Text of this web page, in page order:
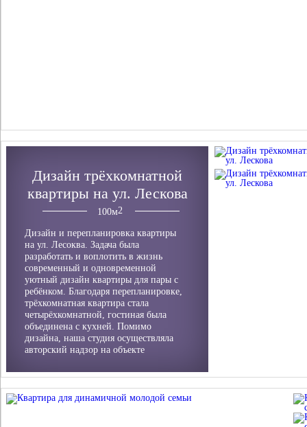
Дизайн трёхкомнатной
квартиры на ул. Лескова
100м
Дизайн и перепланировка квартиры
на ул. Лесоква. Задача была
разработать и воплотить в жизнь
современный и одновременной
уютный дизайн квартиры для пары с
ребёнком. Благодаря перепланировке,
трёхкомнатная квартира стала
четырёхкомнатной, гостиная была
объединена с кухней. Помимо
дизайна, наша студия осуществляла
авторский надзор на объекте